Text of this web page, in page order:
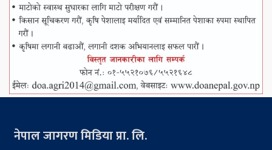
नेपाल जागरण मिडिया प्रा. लि.